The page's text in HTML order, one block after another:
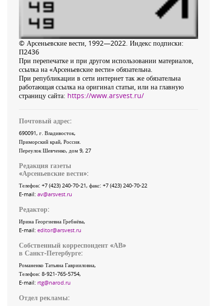
© Арсеньевские вести, 1992—2022. Индекс подписки:
П2436
При перепечатке и при другом использовании материалов,
ссылка на «Арсеньевские вести» обязательна.
При републикации в сети интернет так же обязательна
работающая ссылка на оригинал статьи, или на главную
страницу сайта: https://www.arsvest.ru/
Почтовый адрес:
690091, г. Владивосток,
Приморский край, Россия
Переулок Шевченко, дом 9, 27
Редакция газеты
«Арсеньевские вести»:
Телефон: +7 (423) 240-70-21, факс: +7 (423) 240-70-22
E-mail: av@arsvest.ru
Редактор:
Ирина Георгиевна Гребнёва,
E-mail: editor@arsvest.ru
Собственный корреспондент «АВ»
в Санкт-Петербурге:
Романенко Татьяна Гаврииловна,
Телефон: 8-921-765-5754,
E-mail: rtg@narod.ru
Отдел рекламы: